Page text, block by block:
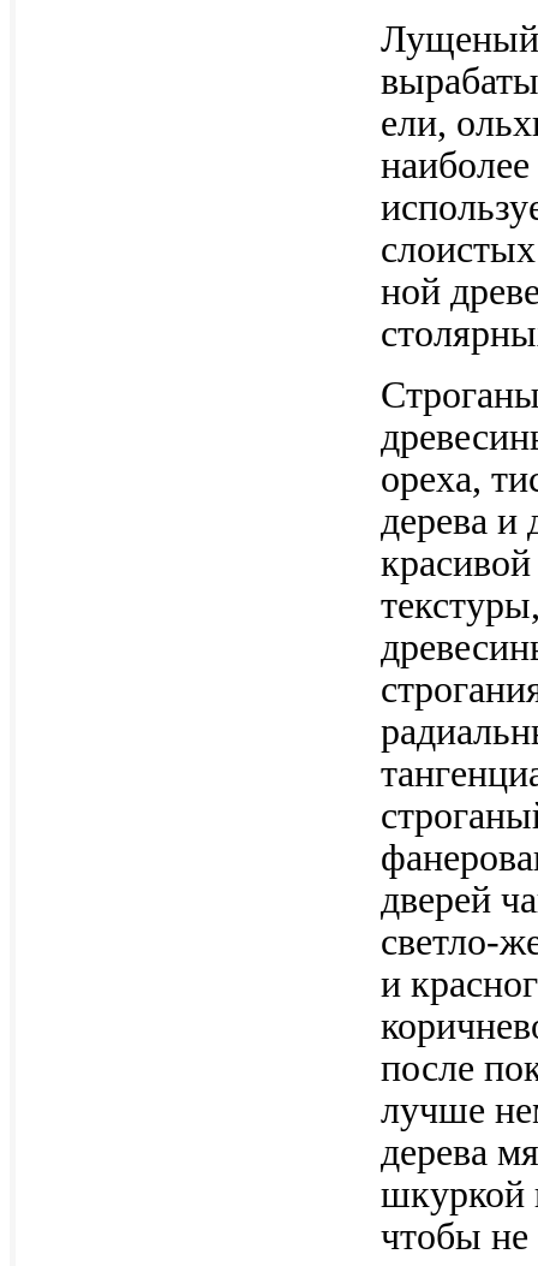
ели,
ной
ореха,
дерева
дверей
светло-
и
после
лучше
дерева
шкуркой
чтобы не